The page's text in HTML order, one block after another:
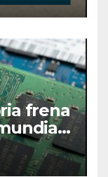
frena